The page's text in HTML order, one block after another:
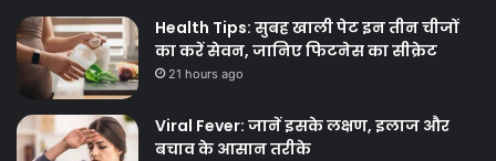
Health Tips: सुबह खाली पेट इन तीन चीजों
का करें सेवन, जानिए फिटनेस का सीक्रेट
21 hours ago
Viral Fever: जानें इसके लक्षण, इलाज और
बचाव के आसान तरीके